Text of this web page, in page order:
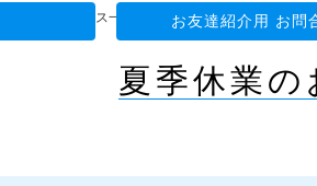
お友達紹介用 お問
ム ニュース一覧 夏季休業のお知らせ
夏季休業の